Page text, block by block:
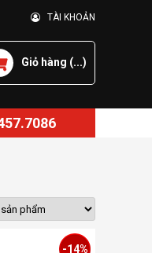
TÀI KHOẢN
Giỏ hàng (...)
-14%